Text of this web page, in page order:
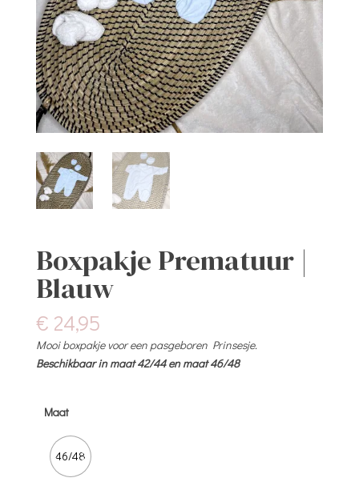
Boxpakje Prematuur |
Blauw
€ 24,95
Mooi boxpakje voor een pasgeboren Prinsesje.
Beschikbaar in maat 42/44 en maat 46/48
Maat
46/48